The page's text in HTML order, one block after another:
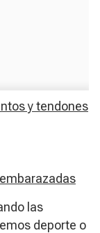
y tendones
las
deporte o